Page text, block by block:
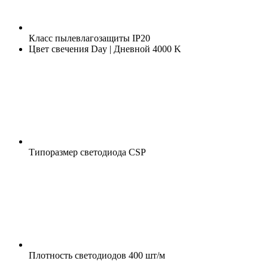
Класс пылевлагозащиты IP20
Цвет свечения Day | Дневной 4000 K
Типоразмер светодиода CSP
Плотность светодиодов 400 шт/м